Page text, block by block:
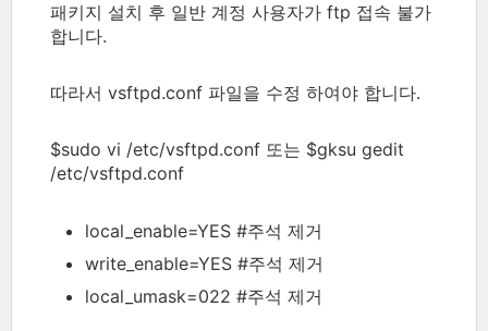
패키지 설치 후 일반 계정 사용자가 ftp 접속 불가
합니다.
따라서 vsftpd.conf 파일을 수정 하여야 합니다.
$sudo vi /etc/vsftpd.conf 또는 $gksu gedit
/etc/vsftpd.conf
local_enable=YES #주석 제거
write_enable=YES #주석 제거
local_umask=022 #주석 제거